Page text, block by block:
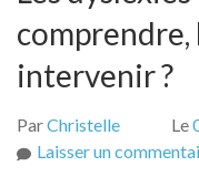
comprendre,
intervenir ?
ParChristelle Le
Laisser un